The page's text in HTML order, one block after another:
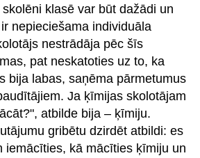
klasē var būt dažādi un
nepieciešama individuāla
nestrādāja pēc šīs
pat neskatoties uz to, ka
bija labas, saņēma pārmetumus
Ja ķīmijas skolotājam
atbilde bija – ķīmiju.
gribētu dzirdēt atbildi: es
iemācīties, kā mācīties ķīmiju un